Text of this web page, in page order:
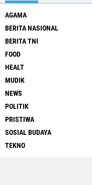
AGAMA
BERITA NASIONAL
BERITA TNI
FOOD
HEALT
MUDIK
NEWS
POLITIK
PRISTIWA
SOSIAL BUDAYA
TEKNO